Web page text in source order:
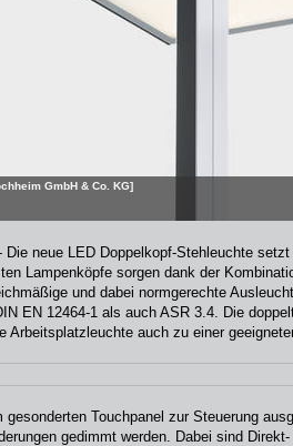
GmbH & Co. KG]
Die neue LED Doppelkopf-Stehleuchte
Lampenköpfe sorgen dank der
und dabei normgerechte
EN 12464-1 als auch ASR 3.4. Die
Arbeitsplatzleuchte auch zu einer
Touchpanel zur Steuerung
gedimmt werden. Dabei sind